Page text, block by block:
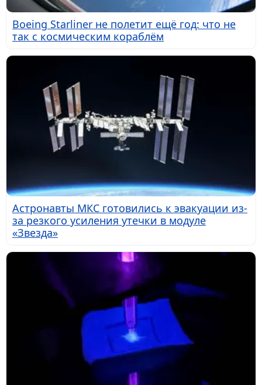
Boeing Starliner не полетит ещё год: что не
так с космическим кораблём
Астронавты МКС готовились к эвакуации из-
за резкого усиления утечки в модуле
«Звезда»